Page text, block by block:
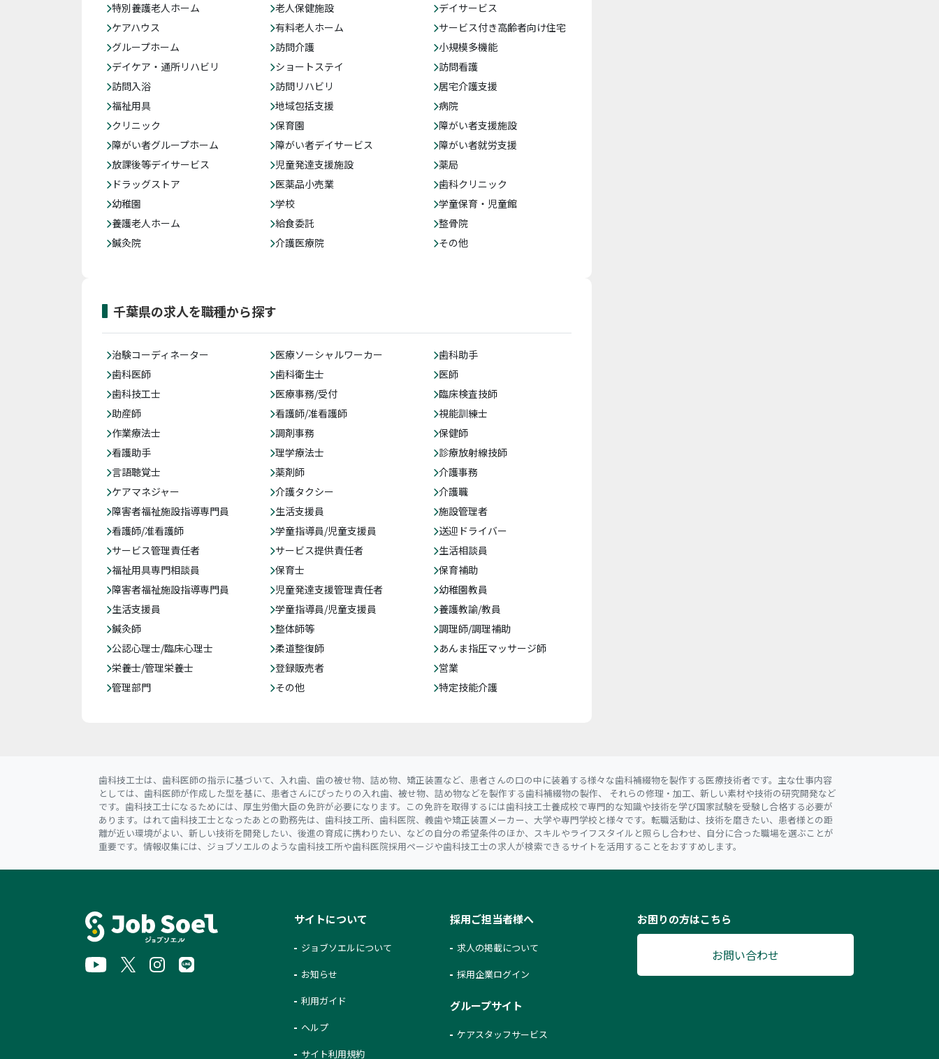
特別養護老人ホーム 老人保健施設
デイサービス
ケアハウス
有料老人ホーム
サービス付き高齢者向け住宅
グループホーム
訪問介護
小規模多機能
デイケア・通所リハビリ
ショートステイ
訪問看護
訪問入浴
訪問リハビリ
居宅介護支援
福祉用具
地域包括支援
病院
クリニック
保育園
障がい者支援施設
障がい者グループホーム
障がい者デイサービス
障がい者就労支援
放課後等デイサービス
児童発達支援施設
薬局
ドラッグストア
医薬品小売業
歯科クリニック
幼稚園
学校
学童保育・児童館
養護老人ホーム
給食委託
整骨院
鍼灸院
介護医療院 その他
千葉県の求人を職種から探す
治験コーディネーター 医療ソーシャルワーカー
歯科助手
歯科医師
歯科衛生士
医師
歯科技工士
医療事務/受付
臨床検査技師
助産師
看護師/准看護師
視能訓練士
作業療法士
調剤事務
保健師
看護助手
理学療法士
診療放射線技師
言語聴覚士
薬剤師
介護事務
ケアマネジャー
介護タクシー
介護職
障害者福祉施設指導専門員
生活支援員
施設管理者
看護師/准看護師
学童指導員/児童支援員
送迎ドライバー
サービス管理責任者
サービス提供責任者
生活相談員
福祉用具専門相談員
保育士
保育補助
障害者福祉施設指導専門員
児童発達支援管理責任者
幼稚園教員
生活支援員
学童指導員/児童支援員
養護教諭/教員
鍼灸師
整体師等
調理師/調理補助
公認心理士/臨床心理士
柔道整復師
あんま指圧マッサージ師
栄養士/管理栄養士
登録販売者
営業
管理部門
その他 特定技能介護
歯科技工士は、歯科医師の指示に基づいて、入れ歯、歯の被せ物、詰め物、矯正装置など、患者さんの口の中に装着する様々な歯科補綴物を製作する医療技術者です。主な仕事内容
としては、歯科医師が作成した型を基に、患者さんにぴったりの入れ歯、被せ物、詰め物などを製作する歯科補綴物の製作、 それらの修理・加工、新しい素材や技術の研究開発など
です。歯科技工士になるためには、厚生労働大臣の免許が必要になります。この免許を取得するには歯科技工士養成校で専門的な知識や技術を学び国家試験を受験し合格する必要が
あります。はれて歯科技工士となったあとの勤務先は、歯科技工所、歯科医院、義歯や矯正装置メーカー、大学や専門学校と様々です。転職活動は、技術を磨きたい、患者様との距
離が近い環境がよい、新しい技術を開発したい、後進の育成に携わりたい、などの自分の希望条件のほか、スキルやライフスタイルと照らし合わせ、自分に合った職場を選ぶことが
重要です。情報収集には、ジョブソエルのような歯科技工所や歯科医院採用ページや歯科技工士の求人が検索できるサイトを活用することをおすすめします。
サイトについて
ジョブソエルについて
お知らせ
利用ガイド
ヘルプ
サイト利用規約
採用ご担当者様へ
求人の掲載について
採用企業ログイン
グループサイト
ケアスタッフサービス
お困りの方はこちら
お問い合わせ